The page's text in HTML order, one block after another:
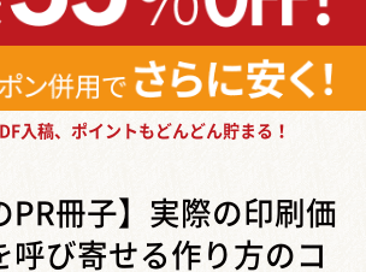
入稿、ポイントもどんどん貯まる！
PR冊子】実際の印刷価
呼び寄せる作り方のコ